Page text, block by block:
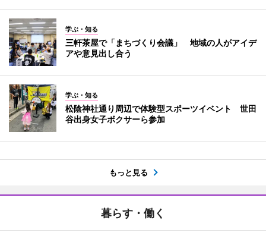
学ぶ・知る
三軒茶屋で「まちづくり会議」 地域の人がアイデ
アや意見出し合う
学ぶ・知る
松陰神社通り周辺で体験型スポーツイベント 世田
谷出身女子ボクサーら参加
もっと見る
暮らす・働く